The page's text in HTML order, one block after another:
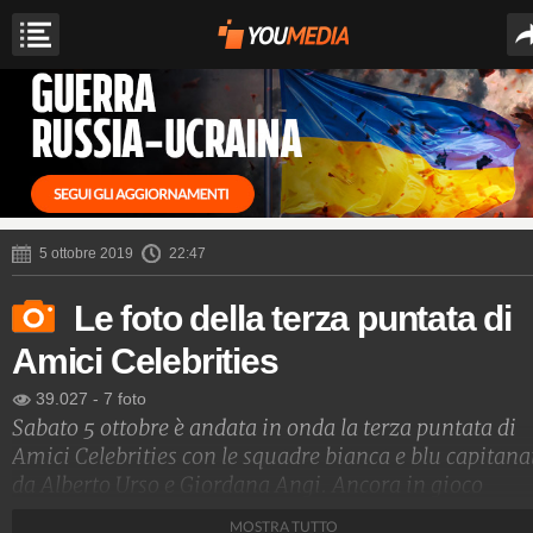
5 ottobre 2019 22:47
Le foto della terza puntata di
Amici Celebrities
39.027 - 7 foto
Sabato 5 ottobre è andata in onda la terza puntata di
Amici Celebrities con le squadre bianca e blu
da Alberto Urso e Giordana Angi. Ancora in gioco
MOSTRA TUTTO